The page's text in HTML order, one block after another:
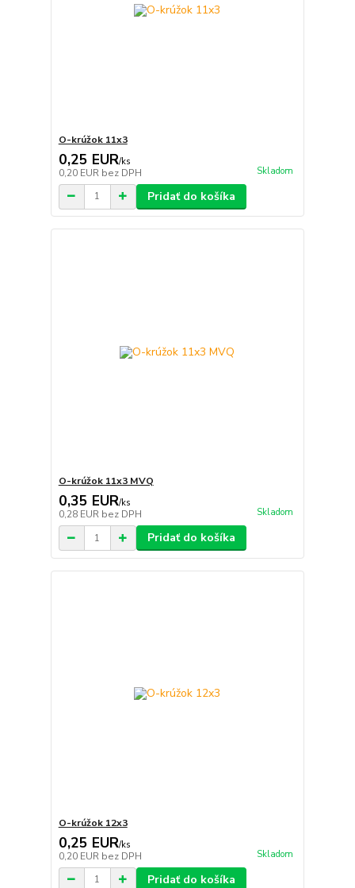
O-krúžok 11x3
0,25 EUR/ks
0,20 EUR bez DPH Skladom
Pridať do košíka
O-krúžok 11x3 MVQ
0,35 EUR/ks
0,28 EUR bez DPH Skladom
Pridať do košíka
O-krúžok 12x3
0,25 EUR/ks
0,20 EUR bez DPH Skladom
Pridať do košíka